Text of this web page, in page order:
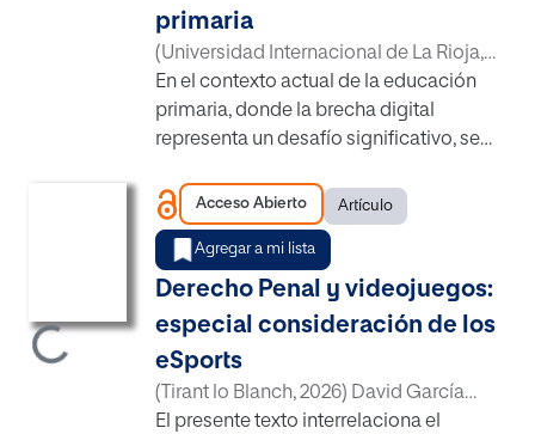
primaria
(Universidad Internacional de La Rioja,
2025-10-06)Eleodoro Huamán Baldeón;
Universidad César Vallejo;Oscar López
Regalado; Universidad César Vallejo;
César Vallejo;https://orcid.org/0000-
0001-9175-6687;https://orcid.org/0000-
0003-2393-1820;
https://ror.org/0297axj39;
https://ror.org/0297axj39
En el contexto actual de la educación
primaria, donde la brecha digital
representa un desafío significativo, se
en el uso de software interactivo,
específicamente Genially y Kahoot, para
potenciar la comprensión lectora crítica.
El objetivo principal fue diseñar una
propuesta que, a través de herramientas
digitales, promoviera el desarrollo de
habilidades lectoras en sus niveles
literal, inferencial y crítico. Para ello, se
realizó una investigación descriptiva
Acceso Abierto
Item type:
Artículo
Agregar a mi lista
Derecho Penal y videojuegos:
especial consideración de los
eSports
( Tirant lo Blanch,2026) David García
Carmona
El presente texto interrelaciona el